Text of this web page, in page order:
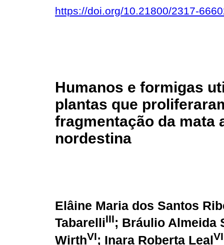
https://doi.org/10.21800/2317-
Humanos e formigas
plantas que
fragmentação da mata
nordestina
Elâine Maria dos Santos
TabarelliIII; Bráulio Almeida
WirthVI; Inara Roberta Leal